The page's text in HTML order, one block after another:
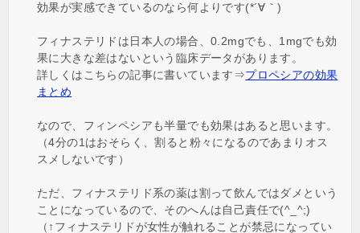
効果が実感できているのなら何よりです(*´∀｀)
フィナステリドは日本人の場合、0.2mgでも、1mgでも効
果に大きな差はないという臨床データがあります。
詳しくはこちらの記事に書いています⇒プロペシアの効果
まとめ
なので、フィンペシアも半量でも効果はあると思います。
（4分の1はおそらく、割ると粉々になるのであまりオス
スメしないです）
ただ、フィナステリド系の薬は割って飲んではダメという
ことになっているので、そのへんは自己責任で(^_^;)
（↑フィナステリドが女性が触れることが禁忌になってい